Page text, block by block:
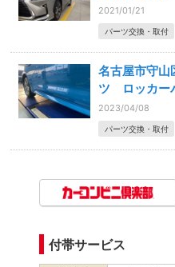
2021/01/21
パーツ交換・取付
名古屋市守
ツ ロッカー
2023/04/08
パーツ交換・取付
付帯サービス